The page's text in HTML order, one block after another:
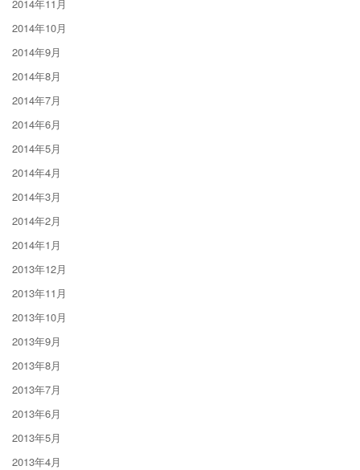
2014年11月
2014年10月
2014年9月
2014年8月
2014年7月
2014年6月
2014年5月
2014年4月
2014年3月
2014年2月
2014年1月
2013年12月
2013年11月
2013年10月
2013年9月
2013年8月
2013年7月
2013年6月
2013年5月
2013年4月